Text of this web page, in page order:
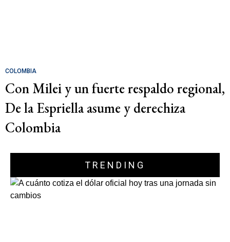
COLOMBIA
Con Milei y un fuerte respaldo regional,
De la Espriella asume y derechiza
Colombia
TRENDING